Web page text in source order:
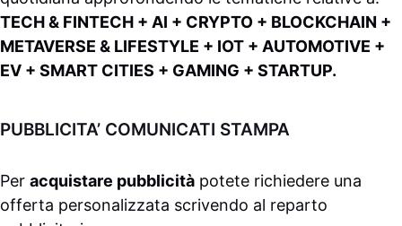
TECH & FINTECH + AI + CRYPTO + BLOCKCHAIN +
METAVERSE & LIFESTYLE + IOT + AUTOMOTIVE +
EV + SMART CITIES + GAMING + STARTUP.
PUBBLICITA’ COMUNICATI STAMPA
Per acquistare pubblicità potete richiedere una
offerta personalizzata scrivendo al reparto